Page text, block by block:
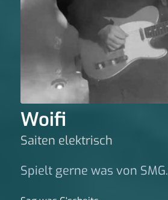
Woifi
Saiten elektrisch
Spielt gerne was von SMG.